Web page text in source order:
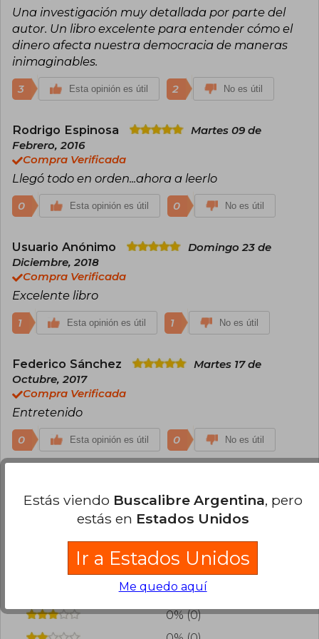
Una investigación muy detallada por parte del
autor. Un libro excelente para entender cómo el
dinero afecta nuestra democracia de maneras
inimaginables.
3 Esta opinión es útil 2 No es útil
Rodrigo Espinosa
Martes 09 de
Febrero, 2016
Compra Verificada
Llegó todo en orden...ahora a leerlo
0 Esta opinión es útil 0 No es útil
Usuario Anónimo
Domingo 23 de
Diciembre, 2018
Compra Verificada
Excelente libro
1 Esta opinión es útil 1 No es útil
Federico Sánchez
Martes 17 de
Octubre, 2017
Compra Verificada
Entretenido
0 Esta opinión es útil 0 No es útil
¿Leíste este libro? Inicia sesión para poder
83% (25)
17% (5)
0% (0)
Estás viendo Buscalibre Argentina, pero
estás en Estados Unidos
Ir a Estados Unidos
Me quedo aquí